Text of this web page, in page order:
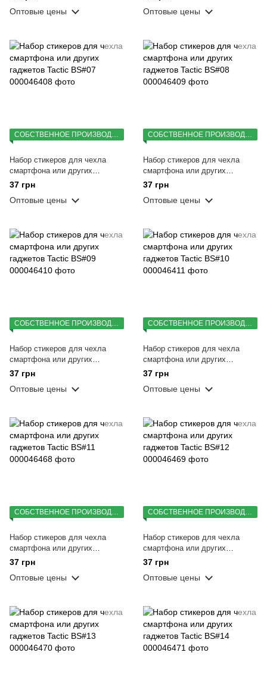
Оптовые цены
Оптовые цены
Набор стикеров для чехла
смартфона или других
гаджетов Tactic BS#07
37 грн
Оптовые цены
Набор стикеров для чехла
смартфона или других
гаджетов Tactic BS#08
37 грн
Оптовые цены
Набор стикеров для чехла
смартфона или других
гаджетов Tactic BS#09
37 грн
Оптовые цены
Набор стикеров для чехла
смартфона или других
гаджетов Tactic BS#10
37 грн
Оптовые цены
Набор стикеров для чехла
смартфона или других
гаджетов Tactic BS#11
37 грн
Оптовые цены
Набор стикеров для чехла
смартфона или других
гаджетов Tactic BS#12
37 грн
Оптовые цены